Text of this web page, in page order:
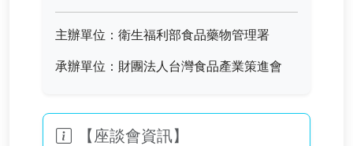
主辦單位：衛生福利部食品藥物管理署
承辦單位：財團法人台灣食品產業策進會
【座談會資訊】